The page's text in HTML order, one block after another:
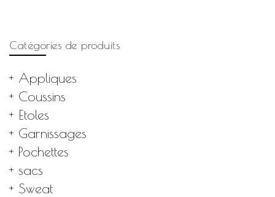
Catégories de produits
Appliques
Coussins
Etoles
Garnissages
Pochettes
sacs
Sweat